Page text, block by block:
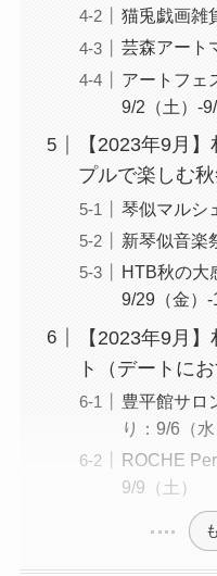
猫兎戯画雑
芸森アート
アートフェ
9/2（土）-9/
【2023年9月
プルで楽しむ
琴似マルシ
新琴似音楽
HTB秋の大
9/29（金）-
【2023年9月
ト（デートに
豊平館サロ
り：9/6（水
ROCHE
9/9（土）